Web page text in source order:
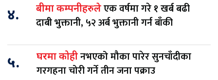
४. बीमा कम्पनीहरुलेएक वर्षमा गरे १ खर्ब बढी
दाबी भुक्तानी, ५२ अर्ब भुक्तानी गर्न बाँकी
५. घरमा कोहीनभएको मौका पारेर सुनचाँदीका
गरगहना चोरी गर्ने तीन जना पक्राउ